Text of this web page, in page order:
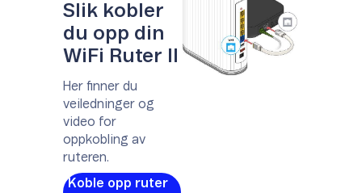
Slik kobler
du opp din
WiFi Ruter II
Her finner du
veiledninger og
video for
oppkobling av
ruteren.
Koble opp ruter